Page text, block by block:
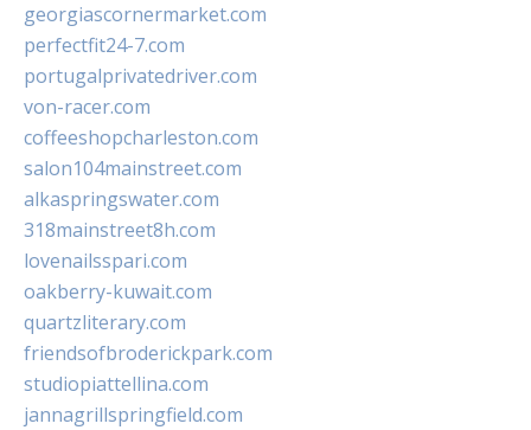
georgiascornermarket.com
perfectfit24-7.com
portugalprivatedriver.com
von-racer.com
coffeeshopcharleston.com
salon104mainstreet.com
alkaspringswater.com
318mainstreet8h.com
lovenailsspari.com
oakberry-kuwait.com
quartzliterary.com
friendsofbroderickpark.com
studiopiattellina.com
jannagrillspringfield.com